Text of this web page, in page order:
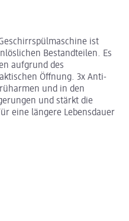
ist
Bestandteilen. Es
aufgrund des
Öffnung. 3x Anti-
und in den
und stärkt die
eine längere Lebensdauer